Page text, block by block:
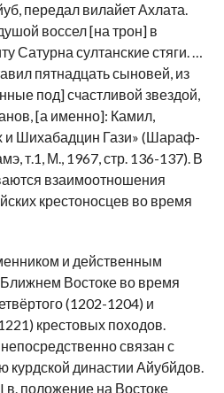
передал вилайет Ахлата.
воссел [на трон] в
Сатурна султанские стяги. …
пятнадцать сыновей, из
под] счастливой звездой,
[а именно]: Камил,
Шихабадцин Гази» (Шараф-
т.1, М., 1967, стр. 136-137). В
взаимоотношения
крестоносцев во время
и действенным
Востоке во время
(1202-1204) и
крестовых походов.
связан с
курдской династии Айубйдов.
в. положение на Востоке